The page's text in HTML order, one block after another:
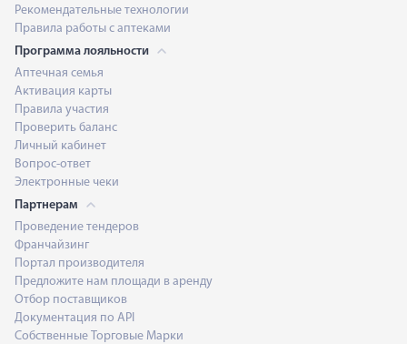
Рекомендательные технологии
Правила работы с аптеками
Программа лояльности
Аптечная семья
Активация карты
Правила участия
Проверить баланс
Личный кабинет
Вопрос-ответ
Электронные чеки
Партнерам
Проведение тендеров
Франчайзинг
Портал производителя
Предложите нам площади в аренду
Отбор поставщиков
Документация по API
Собственные Торговые Марки